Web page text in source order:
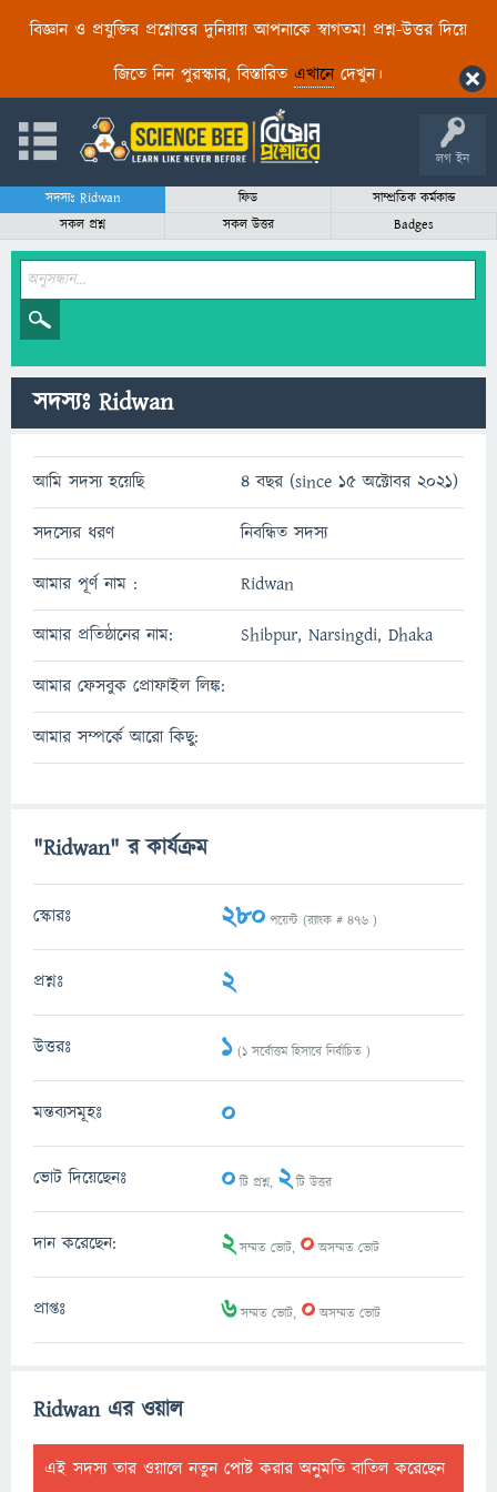
বিজ্ঞান ও প্রযুক্তির প্রশ্নোত্তর দুনিয়ায় আপনাকে স্বাগতম! প্রশ্ন-উত্তর দিয়ে
জিতে নিন পুরস্কার, বিস্তারিত এখানেদেখুন।
লগ ইন
সদস্যঃ Ridwan ফিড
সাম্প্রতিক কর্মকান্ড
সকল প্রশ্ন
সকল উত্তর Badges
সদস্যঃ Ridwan
আমি সদস্য হয়েছি 4 বছর (since 15 অক্টোবর 2021)
সদস্যের ধরণ নিবন্ধিত সদস্য
আমার পূর্ণ নাম : Ridwan
আমার প্রতিষ্ঠানের নাম: Shibpur, Narsingdi, Dhaka
আমার ফেসবুক প্রোফাইল লিঙ্ক:
আমার সম্পর্কে আরো কিছু:
"Ridwan" র কার্যক্রম
স্কোরঃ 280 পয়েন্ট (র‌্যাংক # 476 )
প্রশ্নঃ 2
উত্তরঃ 1 (1সর্বোত্তম হিসাবে নির্বাচিত )
মন্তব্যসমূহঃ 0
ভোট দিয়েছেনঃ 0টি প্রশ্ন, 2টি উত্তর
দান করেছেন: 2সম্মত ভোট, 0অসম্মত ভোট
প্রাপ্তঃ 6সম্মত ভোট, 0অসম্মত ভোট
Ridwan এর ওয়াল
এই সদস্য তার ওয়ালে নতুন পোষ্ট করার অনুমতি বাতিল করেছেন